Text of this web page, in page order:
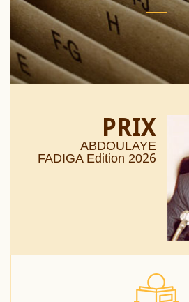
PRIX
ABDOULAYE
FADIGA Edition 2026